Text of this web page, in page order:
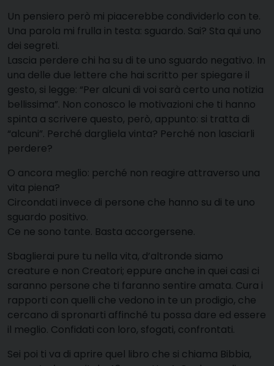
Un pensiero però mi piacerebbe condividerlo con te.
Una parola mi frulla in testa: sguardo. Sai? Sta qui uno
dei segreti.
Lascia perdere chi ha su di te uno sguardo negativo. In
una delle due lettere che hai scritto per spiegare il
gesto, si legge: “Per alcuni di voi sarà certo una notizia
bellissima”. Non conosco le motivazioni che ti hanno
spinta a scrivere questo, però, appunto: si tratta di
“alcuni”. Perché dargliela vinta? Perché non lasciarli
perdere?
O ancora meglio: perché non reagire attraverso una
vita piena?
Circondati invece di persone che hanno su di te uno
sguardo positivo.
Ce ne sono tante. Basta accorgersene.
Sbaglierai pure tu nella vita, d’altronde siamo
creature e non Creatori; eppure anche in quei casi ci
saranno persone che ti faranno sentire amata. Cura i
rapporti con quelli che vedono in te un prodigio, che
cercano di spronarti affinché tu possa dare ed essere
il meglio. Confidati con loro, sfogati, confrontati.
Sei poi ti va di aprire quel libro che si chiama Bibbia,